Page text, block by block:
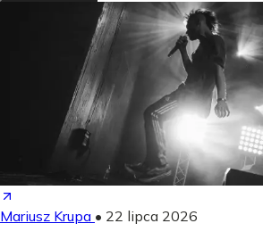
Mariusz Krupa • 22 lipca 2026